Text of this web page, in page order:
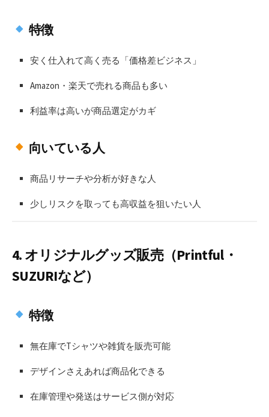
特徴
安く仕入れて高く売る「価格差ビジネス」
Amazon・楽天で売れる商品も多い
利益率は高いが商品選定がカギ
向いている人
商品リサーチや分析が好きな人
少しリスクを取っても高収益を狙いたい人
4. オリジナルグッズ販売（Printful・
SUZURIなど）
特徴
無在庫でTシャツや雑貨を販売可能
デザインさえあれば商品化できる
在庫管理や発送はサービス側が対応